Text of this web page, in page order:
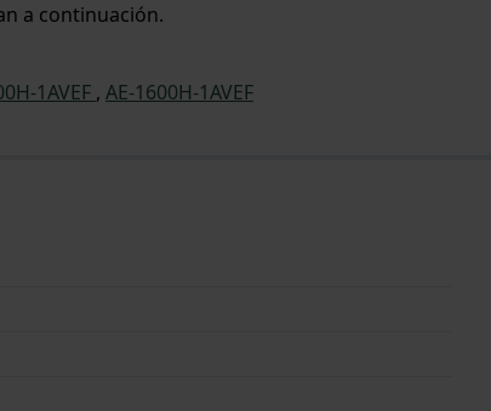
a continuación.
1AVEF , AE-1600H-1AVEF